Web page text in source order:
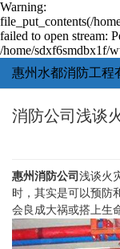
Warning:
file_put_contents(/
failed to open stream:
/home/sdxf6smdbx1f/
惠州水都消防工程
消防公司浅谈
惠州消防公司 浅谈火
时，其实是可以预防
会良成大祸或搭上生